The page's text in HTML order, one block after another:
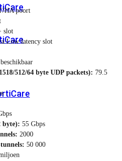
HA poort
slot
Low latency slot
512/64 byte UDP packets): 79.5
byte): 55 Gbps
2000
50 000